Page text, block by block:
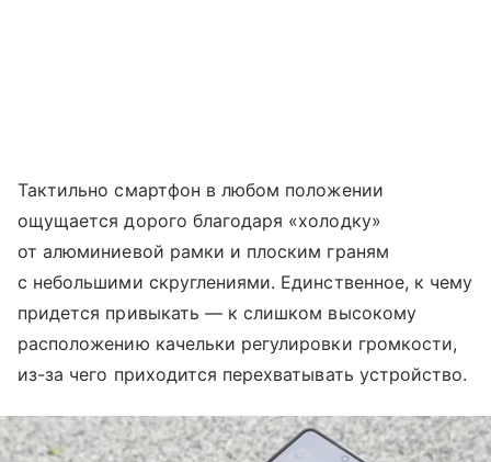
Тактильно смартфон в любом положении
ощущается дорого благодаря «холодку»
от алюминиевой рамки и плоским граням
с небольшими скруглениями. Единственное, к чему
придется привыкать — к слишком высокому
расположению качельки регулировки громкости,
из-за чего приходится перехватывать устройство.